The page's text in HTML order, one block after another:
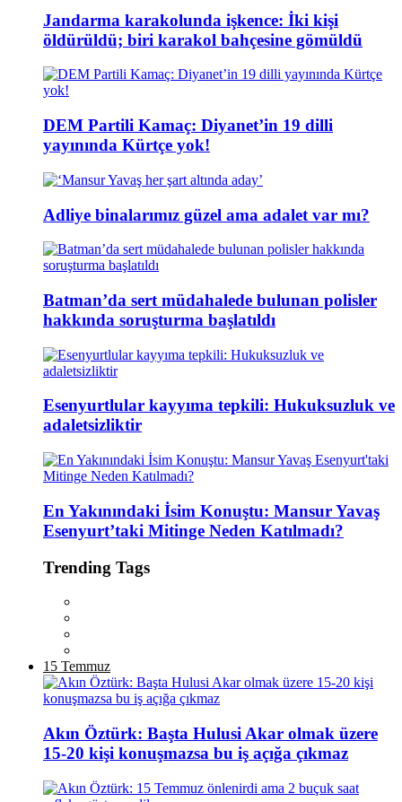
Jandarma karakolunda işkence: İki kişi
öldürüldü; biri karakol bahçesine gömüldü
DEM Partili Kamaç: Diyanet’in 19 dilli
yayınında Kürtçe yok!
Adliye binalarımız güzel ama adalet var mı?
Batman’da sert müdahalede bulunan polisler
hakkında soruşturma başlatıldı
Esenyurtlular kayyıma tepkili: Hukuksuzluk ve
adaletsizliktir
En Yakınındaki İsim Konuştu: Mansur Yavaş
Esenyurt’taki Mitinge Neden Katılmadı?
Trending Tags
15 Temmuz
Akın Öztürk: Başta Hulusi Akar olmak üzere
15-20 kişi konuşmazsa bu iş açığa çıkmaz